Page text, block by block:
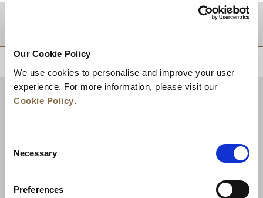
Our Cookie Policy
We use cookies to personalise and improve your user
experience. For more information, please visit our
Cookie Policy.
Selection
Necessary
Preferences